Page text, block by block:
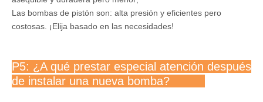
Las bombas de pistón son: alta presión y eficientes pero
costosas. ¡Elija basado en las necesidades!
P5: ¿A qué prestar especial atención después
de instalar una nueva bomba?